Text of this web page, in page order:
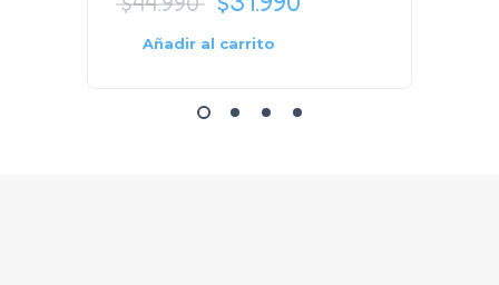
Añadir al carrito